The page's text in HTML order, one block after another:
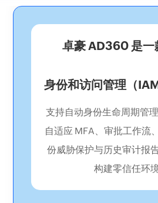
卓豪 AD360 是一
身份和访问管理（
支持自动身份生命周期管理
自适应 MFA、审批工作流
份威胁保护与历史审计报
构建零信任环境